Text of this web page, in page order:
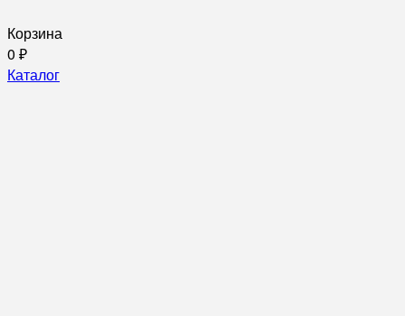
Корзина
0 ₽
Каталог